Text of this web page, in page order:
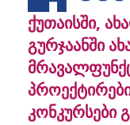
ქუთაისში,
გურჯაანში
კონკურსები